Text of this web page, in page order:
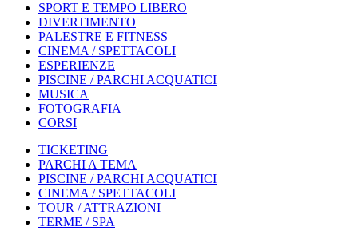
SPORT E TEMPO LIBERO
DIVERTIMENTO
PALESTRE E FITNESS
CINEMA / SPETTACOLI
ESPERIENZE
PISCINE / PARCHI ACQUATICI
MUSICA
FOTOGRAFIA
CORSI
TICKETING
PARCHI A TEMA
PISCINE / PARCHI ACQUATICI
CINEMA / SPETTACOLI
TOUR / ATTRAZIONI
TERME / SPA